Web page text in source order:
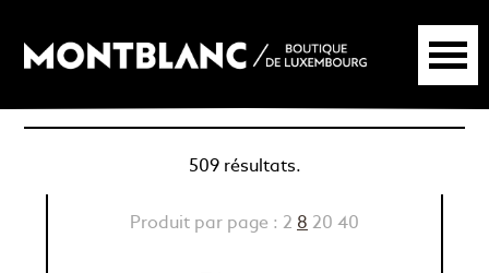
509 résultats.
Produit par page : 2 8 20 40